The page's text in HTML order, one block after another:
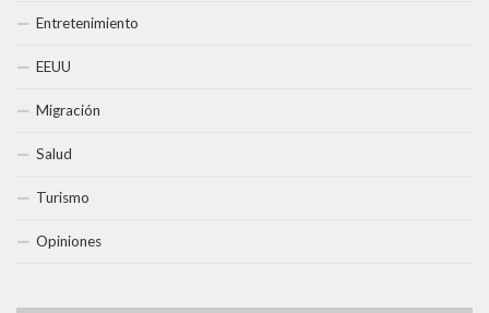
Entretenimiento
EEUU
Migración
Salud
Turismo
Opiniones